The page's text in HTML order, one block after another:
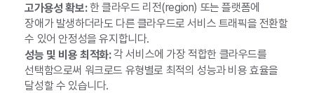
고가용성 확보:한 클라우드 리전(region) 또는 플랫폼에
장애가 발생하더라도 다른 클라우드로 서비스 트래픽을 전환할
수 있어 안정성을 유지합니다.
성능 및 비용 최적화:각 서비스에 가장 적합한 클라우드를
선택함으로써 워크로드 유형별로 최적의 성능과 비용 효율을
달성할 수 있습니다.